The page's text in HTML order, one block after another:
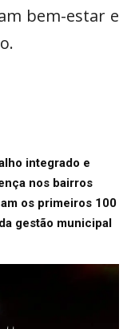
bem-estar e
integrado e
nos bairros
os primeiros 100
gestão municipal